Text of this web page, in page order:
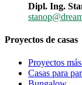
Dipl. Ing.
Proyectos de casas
Proyectos
Casas para